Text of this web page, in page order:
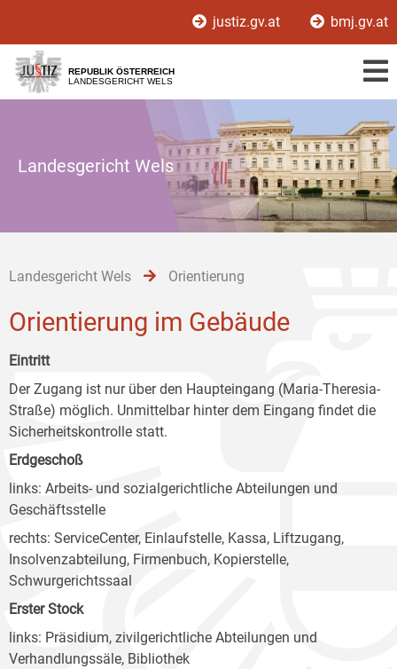
[1]
[2]
[3]
justiz.gv.at bmj.gv.at
REPUBLIK ÖSTERREICH
LANDESGERICHT WELS
Landesgericht Wels
Landesgericht Wels Orientierung
Orientierung im Gebäude
Eintritt
Der Zugang ist nur über den Haupteingang (Maria-Theresia-
Straße) möglich. Unmittelbar hinter dem Eingang findet die
Sicherheitskontrolle statt.
Erdgeschoß
links: Arbeits- und sozialgerichtliche Abteilungen und
Geschäftsstelle
rechts: ServiceCenter, Einlaufstelle, Kassa, Liftzugang,
Insolvenzabteilung, Firmenbuch, Kopierstelle,
Schwurgerichtssaal
Erster Stock
links: Präsidium, zivilgerichtliche Abteilungen und
Verhandlungssäle, Bibliothek